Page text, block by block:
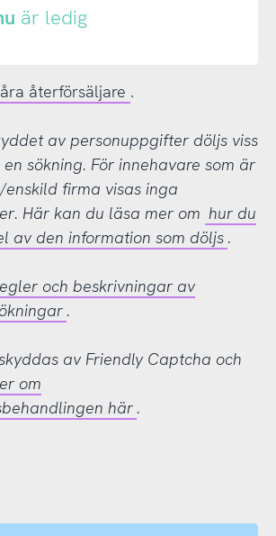
är ledig
återförsäljare .
av personuppgifter döljs viss
sökning. För innehavare som är
firma visas inga
Här kan du läsa mer om hur du
av den information som döljs .
och beskrivningar av
.
av Friendly Captcha och
om
här .